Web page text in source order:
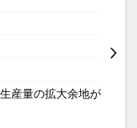
産量の拡大余地が